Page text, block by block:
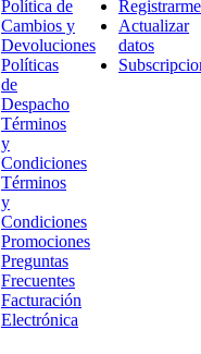
Política de
Cambios y
Devoluciones
Políticas
de
Despacho
Términos
y
Condiciones
Términos
y
Condiciones
Promociones
Preguntas
Frecuentes
Facturación
Electrónica
Registrarme
Actualizar
datos